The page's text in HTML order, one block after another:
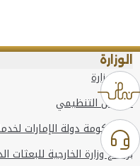
الوزارة
عن الوزارة
الهيكل التنظيمي
وعد حكومة دولة الإمارات
برنامج وزارة الخارجية للبعثات